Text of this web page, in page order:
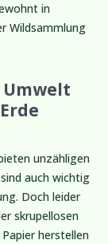
in
Wildsammlung
unzähligen
auch wichtig
Doch leider
skrupellosen
herstellen